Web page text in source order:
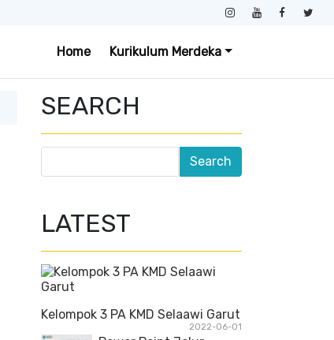
Home Kurikulum Merdeka
SEARCH
LATEST
Kelompok 3 PA KMD Selaawi Garut
2022-06-01